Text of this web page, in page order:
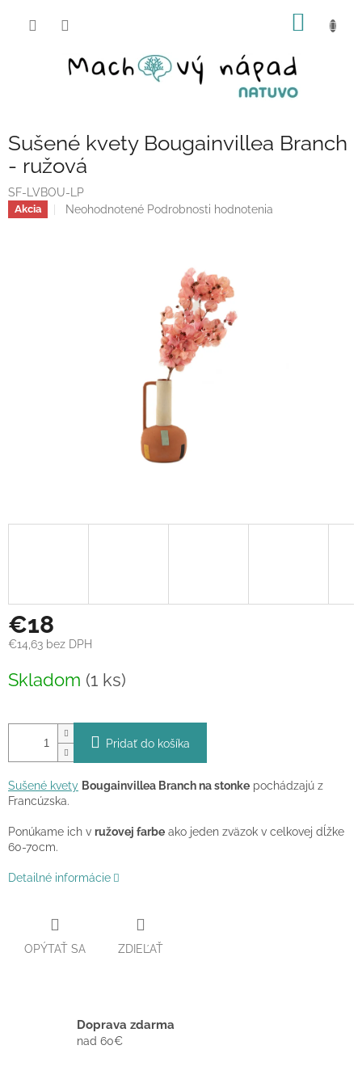
Sušené kvety Bougainvillea Branch
- ružová
SF-LVBOU-LP
Akcia
Priemerné
Neohodnotené Podrobnosti hodnotenia
€18
€14,63 bez DPH
cena:
Skladom (1 ks)
Pridať do košíka
Sušené kvety Bougainvillea Branch na stonke pochádzajú z
Francúzska.
Ponúkame ich v ružovej farbe ako jeden zväzok v celkovej dĺžke
60-70cm.
Detailné informácie
OPÝTAŤ SA ZDIEĽAŤ
Doprava zdarma
nad 60€